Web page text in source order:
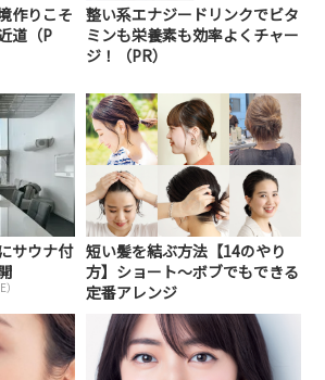
作りこそ
道（P
整い系エナジードリンクでビタ
ミンも栄養素も効率よくチャー
ジ！（PR）
サウナ付
短い髪を結ぶ方法【14のやり
方】ショート～ボブでもできる
定番アレンジ